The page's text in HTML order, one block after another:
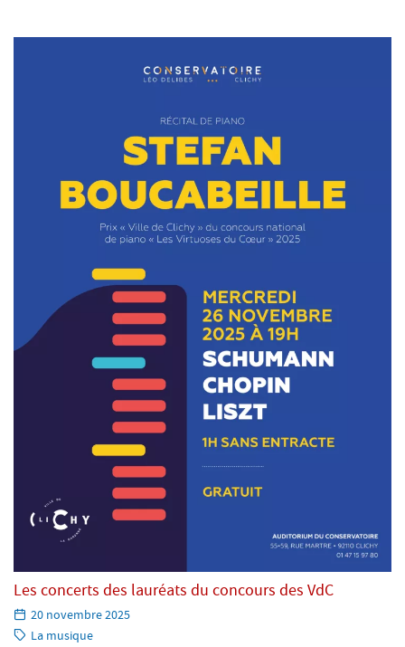
Les concerts des lauréats du concours des VdC
Paru
le:
20 novembre 2025
Catégorie:
La musique